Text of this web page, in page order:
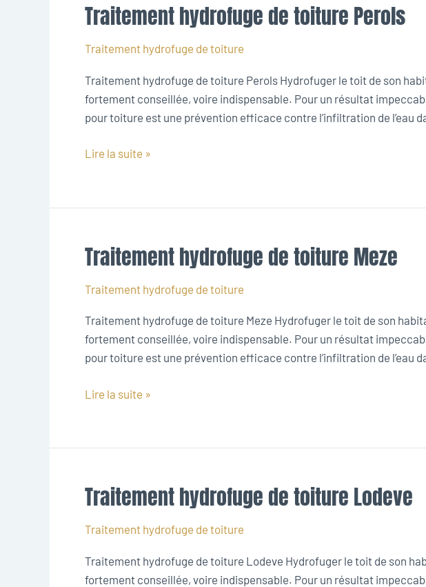
Traitement hydrofuge de toiture Perols
Traitement hydrofuge de toiture
Traitement hydrofuge de toiture Perols Hydrofuger le toit de son
fortement conseillée, voire indispensable. Pour un résultat
pour toiture est une prévention efficace contre l’infiltration de l’eau
Traitement
de
Perols
Lire la suite »
Traitement hydrofuge de toiture Meze
Traitement hydrofuge de toiture
Traitement hydrofuge de toiture Meze Hydrofuger le toit de son
fortement conseillée, voire indispensable. Pour un résultat
pour toiture est une prévention efficace contre l’infiltration de l’eau
Traitement
hydrofuge
de
Meze
Lire la suite »
Traitement hydrofuge de toiture Lodeve
Traitement hydrofuge de toiture
Traitement hydrofuge de toiture Lodeve Hydrofuger le toit de son
fortement conseillée, voire indispensable. Pour un résultat
Traitement
de
Lodeve